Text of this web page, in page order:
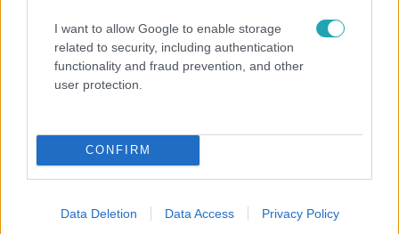
I want to allow Google to enable storage
related to security, including authentication
functionality and fraud prevention, and other
user protection.
CONFIRM
Data Deletion Data Access Privacy Policy
Külföld
2023. augusztus 3. 16:04
A család végül úgy döntött, elismeri a vereségét, és
elköltözik a patkányházból.